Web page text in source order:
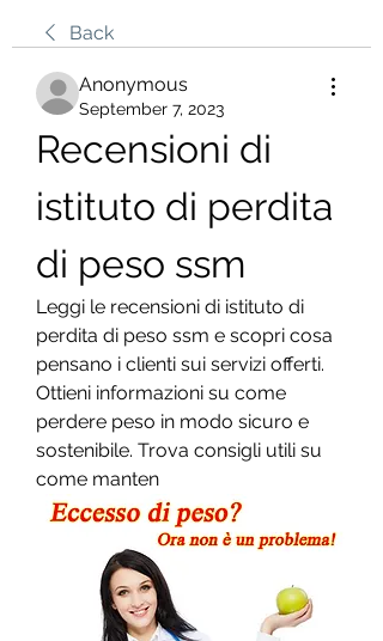
Back
Anonymous
September 7, 2023
Recensioni di
istituto di perdita
di peso ssm
Leggi le recensioni di istituto di
perdita di peso ssm e scopri cosa
pensano i clienti sui servizi offerti.
Ottieni informazioni su come
perdere peso in modo sicuro e
sostenibile. Trova consigli utili su
come manten